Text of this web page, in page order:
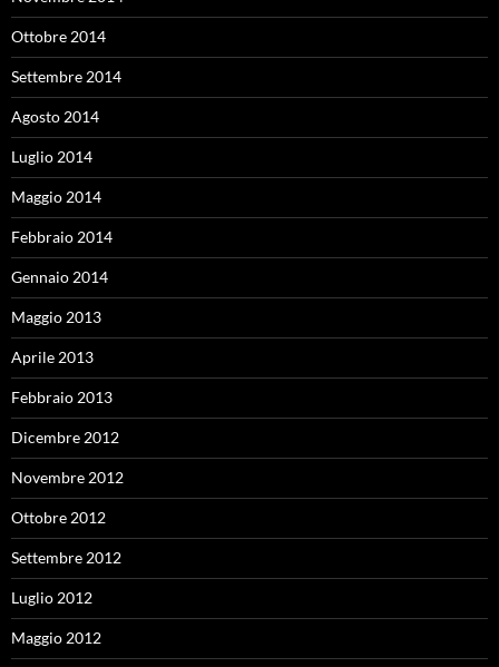
Ottobre 2014
Settembre 2014
Agosto 2014
Luglio 2014
Maggio 2014
Febbraio 2014
Gennaio 2014
Maggio 2013
Aprile 2013
Febbraio 2013
Dicembre 2012
Novembre 2012
Ottobre 2012
Settembre 2012
Luglio 2012
Maggio 2012